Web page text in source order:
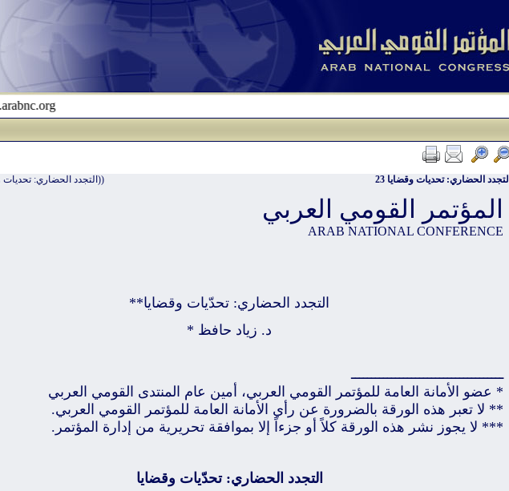
التجدد الحضاري: تحديات وقضايا 23 ((التجدد الحضاري: تحديات
المؤتمر القومي العربي
ARAB NATIONAL CONFERENCE
التجدد الحضاري: تحدّيات وقضايا**
د. زياد حافظ *
ــــــــــــــــــــــــــــــــــــــ
* عضو الأمانة العامة للمؤتمر القومي العربي، أمين عام المنتدى القومي العربي
** لا تعبر هذه الورقة بالضرورة عن رأي الأمانة العامة للمؤتمر القومي العربي.
*** لا يجوز نشر هذه الورقة كلاً أو جزءاً إلا بموافقة تحريرية من إدارة المؤتمر.
التجدد الحضاري: تحدّيات وقضايا